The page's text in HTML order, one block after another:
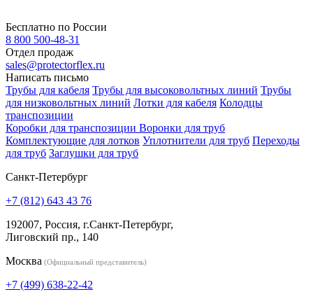
Бесплатно по России
8 800 500-48-31
Отдел продаж
sales@protectorflex.ru
Написать письмо
Трубы для кабеля Трубы для высоковольтных линий Трубы
для низковольтных линий Лотки для кабеля Колодцы
транспозиции
Коробки для транспозиции Воронки для труб
Комплектующие для лотков Уплотнители для труб Переходы
для труб Заглушки для труб
Санкт-Петербург
+7 (812) 643 43 76
192007, Россия, г.Санкт-Петербург,
Лиговский пр., 140
Москва (Официальный представитель)
+7 (499) 638-22-42